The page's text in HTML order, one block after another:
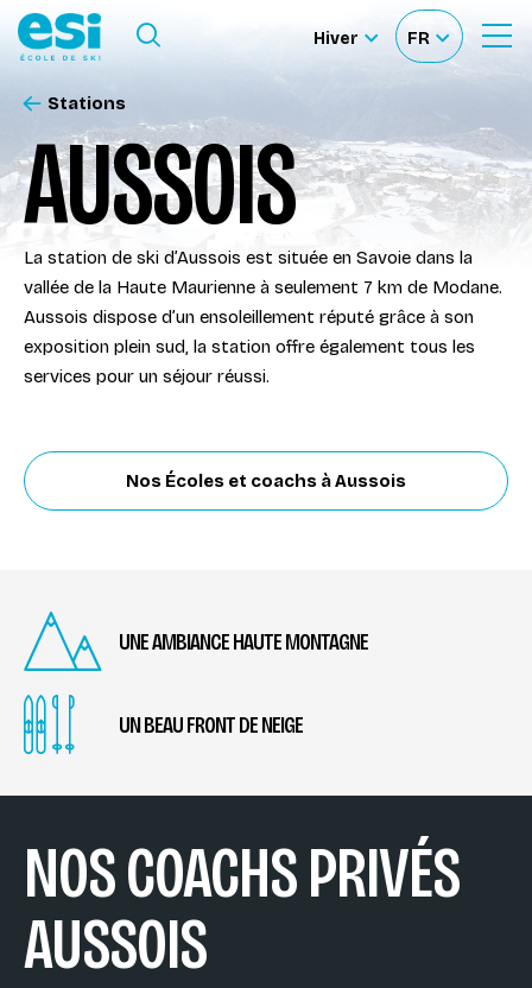
Ouvrir
recherche
Nos Écoles
Nos Activités
À propos
Deviens Moniteur
Accès moniteur
Ouvrir le Menu
Hiver
Sélectionner
FR
Sélectionnez
AUSSOIS
Stations
La station de ski d’Aussois est située en Savoie dans la
vallée de la Haute Maurienne à seulement 7 km de Modane.
Aussois dispose d’un ensoleillement réputé grâce à son
exposition plein sud, la station offre également tous les
services pour un séjour réussi.
Nos Écoles et coachs à Aussois
UNE AMBIANCE HAUTE MONTAGNE
UN BEAU FRONT DE NEIGE
NOS COACHS PRIVÉS
AUSSOIS